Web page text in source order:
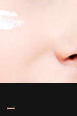
pur 2